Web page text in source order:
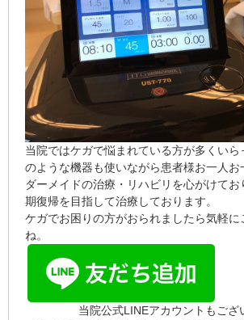
当院ではケガで悩まれている方が多くいら
のような機器も使いながら患者様お一人お
ダーメイドの治療・リハビリを心がけて
期復帰を目指して治療しております。
ケガでお困りの方がおられましたら気軽に
ね。
当院公式LINEアカウントもござ